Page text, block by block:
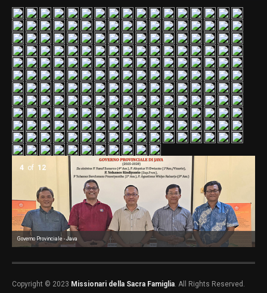
Governo Provinciale - Java
4 of 12
Copyright © 2023 Missionari della Sacra Famiglia . All Rights Reserved.